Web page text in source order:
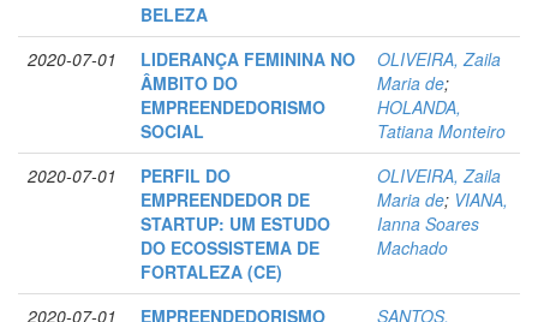
BELEZA
2020-07-01
LIDERANÇA FEMININA NO
ÂMBITO DO
EMPREENDEDORISMO
SOCIAL
OLIVEIRA, Zaila
Maria de;
HOLANDA,
Tatiana Monteiro
2020-07-01
PERFIL DO
EMPREENDEDOR DE
STARTUP: UM ESTUDO
DO ECOSSISTEMA DE
FORTALEZA (CE)
OLIVEIRA, Zaila
Maria de; VIANA,
Ianna Soares
Machado
2020-07-01
EMPREENDEDORISMO
SANTOS,